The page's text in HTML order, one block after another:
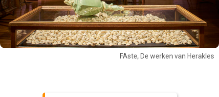
FAste, De werken van Herakles